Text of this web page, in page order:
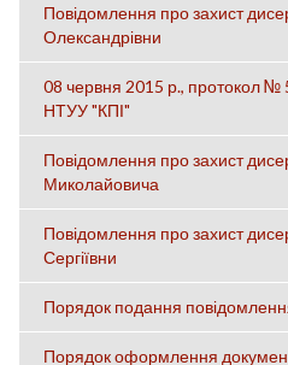
Повідомлення про захист
Олександрівни
08 червня 2015 р., протокол №
НТУУ "КПІ"
Повідомлення про захист
Миколайовича
Повідомлення про захист
Сергіївни
Порядок подання
Порядок оформлення